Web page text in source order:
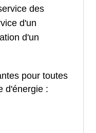
des
d'un
d'un
pour toutes
d'énergie :